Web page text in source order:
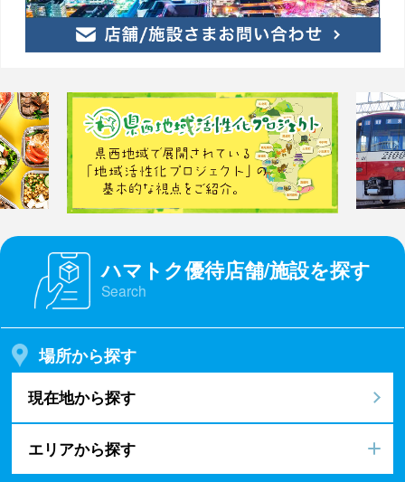
ハマトク優待店舗/施設を探す
Search
場所から探す
現在地から探す
エリアから探す